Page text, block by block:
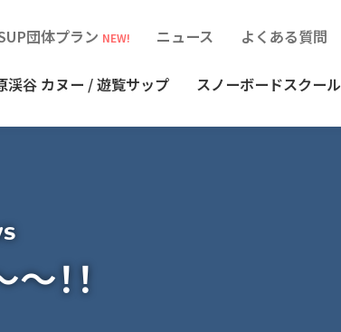
渓谷 カヌー / 遊覧サップ スノーボードスクール
団体プラン NEW! ニュース よくある質問
！！